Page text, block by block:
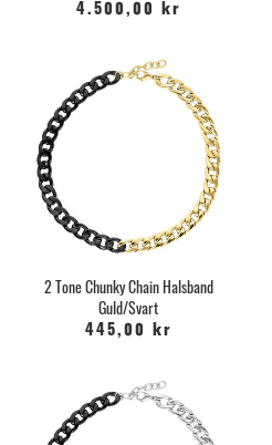
4.500,00 kr
2 Tone Chunky Chain Halsband
Guld/Svart
445,00 kr